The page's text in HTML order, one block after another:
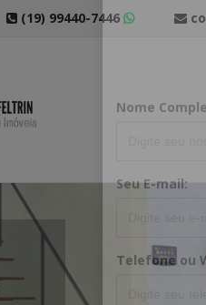
(19) 99440-7446
Cadastre-